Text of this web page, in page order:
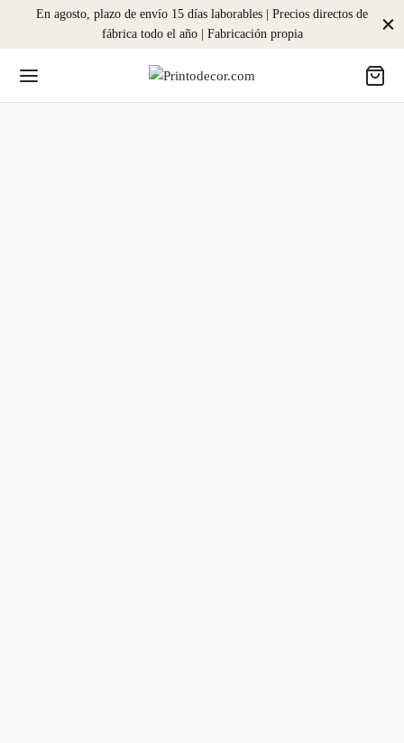
En agosto, plazo de envío 15 días laborables | Precios directos de
fábrica todo el año | Fabricación propia